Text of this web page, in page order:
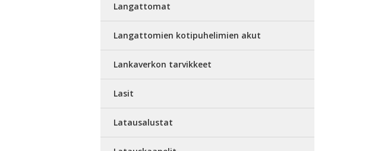
Langattomat
Langattomien kotipuhelimien akut
Lankaverkon tarvikkeet
Lasit
Latausalustat